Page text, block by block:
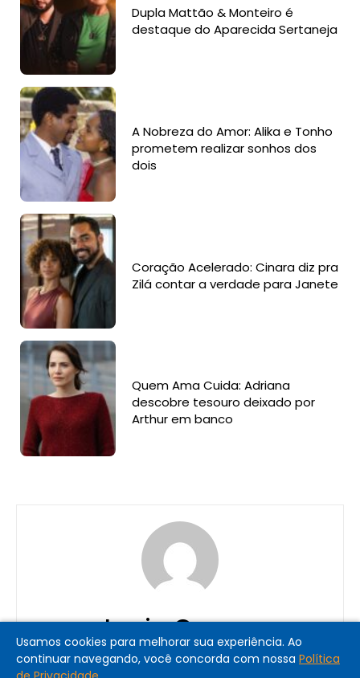
Dupla Mattão & Monteiro é
destaque do Aparecida Sertaneja
A Nobreza do Amor: Alika e Tonho
prometem realizar sonhos dos
dois
Coração Acelerado: Cinara diz pra
Zilá contar a verdade para Janete
Quem Ama Cuida: Adriana
descobre tesouro deixado por
Arthur em banco
Lucia Correa
Usamos cookies para melhorar sua experiência. Ao
continuar navegando, você concorda com nossa Política